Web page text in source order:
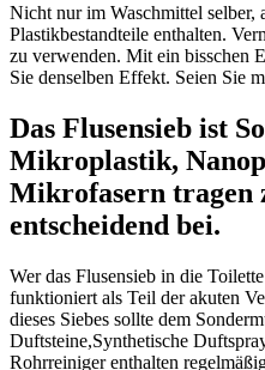
Nicht nur im Waschmittel selber,
Plastikbestandteile enthalten.
zu verwenden. Mit ein bisschen
Sie denselben Effekt. Seien Sie
Das Flusensieb ist
Mikroplastik,
Mikrofasern tragen
entscheidend bei.
Wer das Flusensieb in die
funktioniert als Teil der akuten
dieses Siebes sollte dem
Duftsteine,Synthetische
Rohrreiniger enthalten